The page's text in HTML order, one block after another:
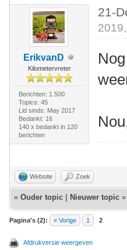
ErikvanD
Kilometervreter
Berichten: 1.500
Topics: 45
Lid sinds: May 2017
Bedankt: 16
140 x bedankt in 120
berichten
21-
Website Zoek
« Ouder topic Nieuwer topic »
Pagina's (2): « Vorige 1 2
Afdrukversie weergeven